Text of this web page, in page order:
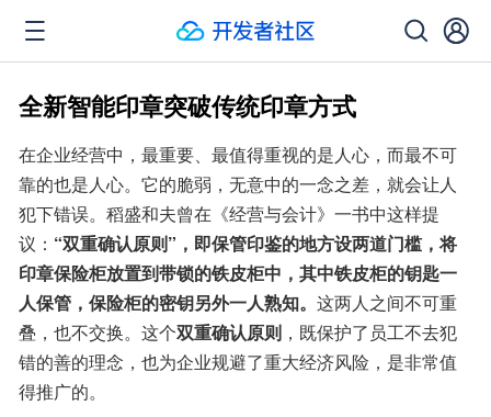
全新智能印章突破传统印章方式
在企业经营中，最重要、最值得重视的是人心，而最不可
靠的也是人心。它的脆弱，无意中的一念之差，就会让人
犯下错误。稻盛和夫曾在《经营与会计》一书中这样提
议： “双重确认原则”，即保管印鉴的地方设两道门槛，将
印章保险柜放置到带锁的铁皮柜中，其中铁皮柜的钥匙一
人保管，保险柜的密钥另外一人熟知。 这两人之间不可重
叠，也不交换。这个双重确认原则 ，既保护了员工不去犯
错的善的理念，也为企业规避了重大经济风险，是非常值
得推广的。